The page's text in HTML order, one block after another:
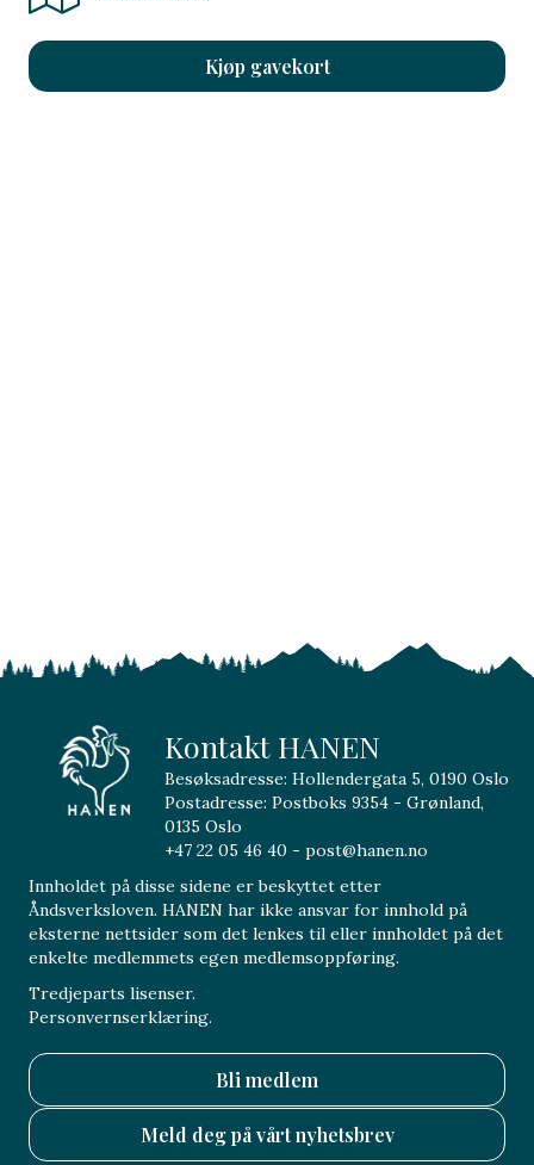
Kjøp gavekort
Kontakt HANEN
Besøksadresse: Hollendergata 5, 0190 Oslo
Postadresse: Postboks 9354 - Grønland,
0135 Oslo
+47 22 05 46 40 - post@hanen.no
Innholdet på disse sidene er beskyttet etter
Åndsverksloven. HANEN har ikke ansvar for innhold på
eksterne nettsider som det lenkes til eller innholdet på det
enkelte medlemmets egen medlemsoppføring.
Tredjeparts lisenser.
Personvernserklæring.
Bli medlem
Meld deg på vårt nyhetsbrev